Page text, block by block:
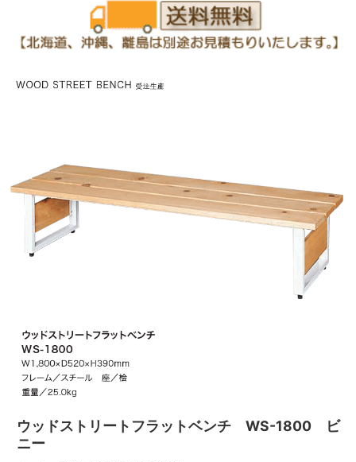
ウッドストリートフラットベンチ WS-1800 ビ
ニー